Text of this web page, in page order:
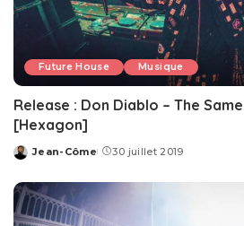
Future House Musique
Release : Don Diablo – The
[Hexagon]
Posted
Jean-Côme 30 juillet 2019